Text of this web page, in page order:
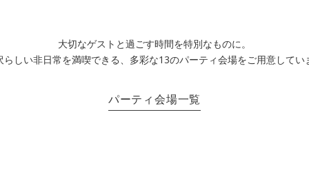
大切なゲストと過ごす時間を特別なものに。
らしい非日常を満喫できる、多彩な13のパーティ会場をご用意してい
パーティ会場一覧